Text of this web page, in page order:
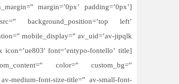
margin=’0px’ padding=’0px’
background_position=’top left’
mobile_display=” av_uid=’av-jipqlk’]
color=” custom_bg=”
medium-font-size-title=” av-small-font-